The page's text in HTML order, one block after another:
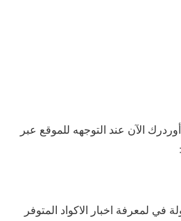
الآن عند التوجهه للموقع عبر
في لمعرفة اخبار الاكواد المتوفر